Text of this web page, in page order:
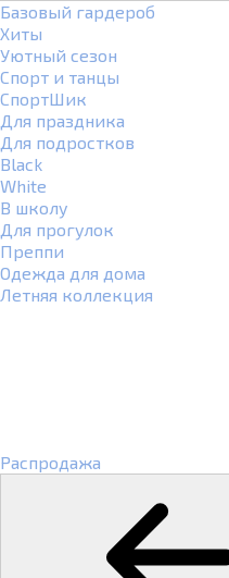
Базовый гардероб
Хиты
Уютный сезон
Спорт и танцы
СпортШик
Для праздника
Для подростков
Black
White
В школу
Для прогулок
Преппи
Одежда для дома
Летняя коллекция
Распродажа